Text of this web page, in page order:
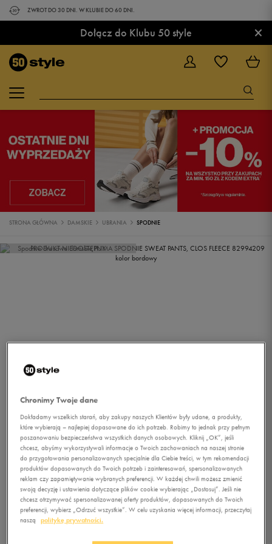
ZWROT DO 30 DNI. W KLUBIE DO 60 DNI.
Dołącz do Klubu 50 style ×
STRONA GŁÓWNA DAMSKIE UBRANIA SPODNIE
PRODUKT NIEDOSTĘPNY
PUMA SPODNIE SWEAT
Chronimy Twoje dane
Dokładamy wszelkich starań, aby zakupy naszych Klientów były udane, a produkty,
które wybierają – najlepiej dopasowane do ich potrzeb. Robimy to jednak przy pełnym
poszanowaniu bezpieczeństwa wszystkich danych osobowych. Kliknij „OK”, jeśli
chcesz, abyśmy wykorzystywali informacje o Twoich zachowaniach na naszej stronie
do przygotowania personalizowanych specjalnie dla Ciebie treści, w tym rekomendacji
produktów dopasowanych do Twoich potrzeb i zainteresowań, spersonalizowanych
reklam czy zapamiętywanie wybranych preferencji. W każdej chwili możesz zmienić
swoją decyzję i ustawienia dotyczące plików cookie wybierając „Dostosuj”. Jeśli nie
chcesz otrzymywać spersonalizowanej oferty produktów, dopasowanych do Twoich
preferencji, wybierz „Odrzuć wszystkie”. W celu uzyskania więcej informacji, przeczytaj
naszą
politykę prywatności.